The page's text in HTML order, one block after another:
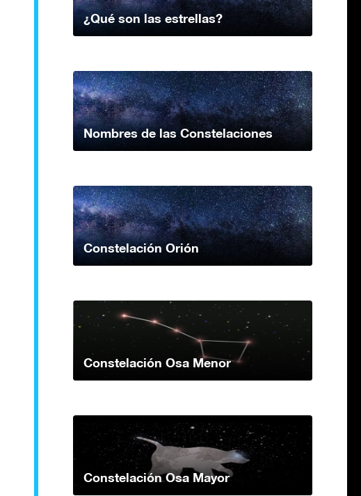
¿Qué son las estrellas?
Nombres de las Constelaciones
Constelación Orión
Constelación Osa Menor
Constelación Osa Mayor